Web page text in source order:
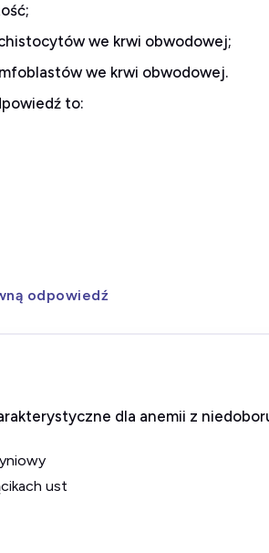
we krwi obwodowej;
we krwi obwodowej.
to:
odpowiedź
dla anemii z
ust